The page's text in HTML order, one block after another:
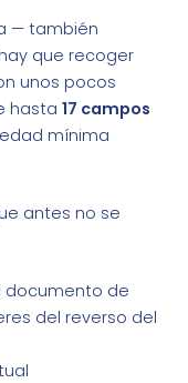
— también
que recoger
unos pocos
hasta17 campos
mínima
antes no se
documento de
del reverso del